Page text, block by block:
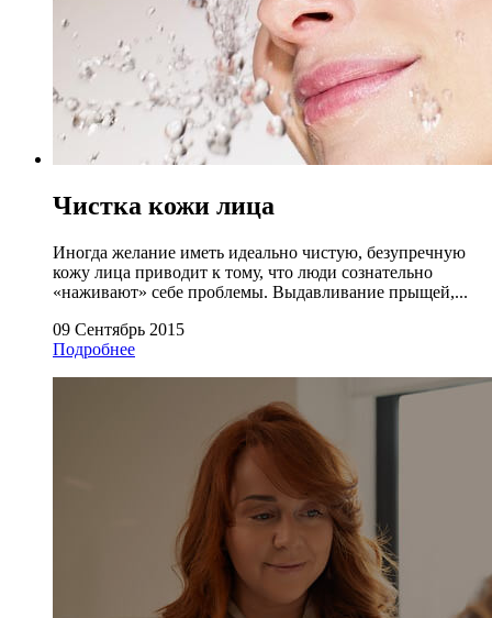
Чистка кожи лица
Иногда желание иметь идеально чистую, безупречную
кожу лица приводит к тому, что люди сознательно
«наживают» себе проблемы. Выдавливание прыщей,...
09 Сентябрь 2015
Подробнее